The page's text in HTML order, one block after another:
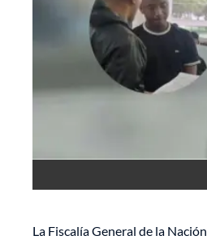
La Fiscalía General de la